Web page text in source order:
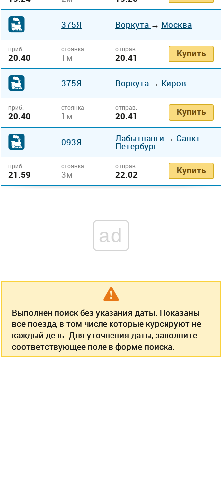
375Я Воркута → Москва
приб.
20.40
стоянка
1м
отправ.
20.41 Купить
375Я Воркута → Киров
приб.
20.40
стоянка
1м
отправ.
20.41 Купить
093Я Лабытнанги → Санкт-
Петербург
приб.
21.59
стоянка
3м
отправ.
22.02 Купить
ad
Выполнен поиск без указания даты. Показаны
все поезда, в том числе которые курсируют не
каждый день. Для уточнения даты, заполните
соответствующее поле в форме поиска.